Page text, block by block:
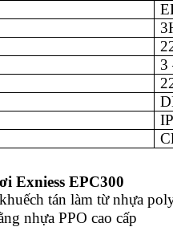
3
Exniess EPC300
tán làm từ nhựa
nhựa PPO cao cấp